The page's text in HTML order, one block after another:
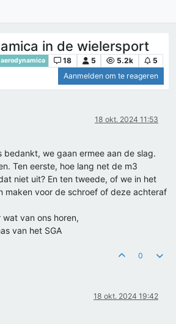
in de wielersport
18 5 5.2k
5
Aanmelden om te reageren
18 okt. 2024 11:53
bedankt, we gaan ermee aan de slag.
Ten eerste, hoe lang net de m3
niet uit? En ten tweede, of we in het
maken voor de schroef of deze achteraf
van ons horen,
van het SGA
0
18 okt. 2024 19:42